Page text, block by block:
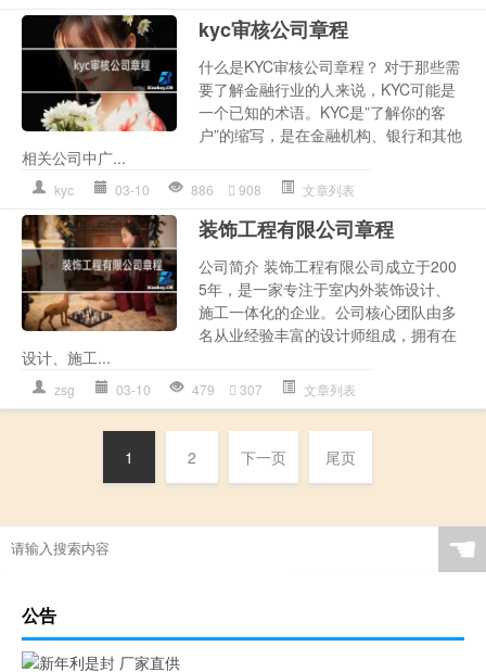
kyc审核公司章程
什么是KYC审核公司章程？ 对于那些需
要了解金融行业的人来说，KYC可能是
一个已知的术语。KYC是”了解你的客
户”的缩写，是在金融机构、银行和其他
相关公司中广...
kyc 03-10 886 908 文章列表
装饰工程有限公司章程
公司简介 装饰工程有限公司成立于200
5年，是一家专注于室内外装饰设计、
施工一体化的企业。公司核心团队由多
名从业经验丰富的设计师组成，拥有在
设计、施工...
zsg 03-10 479 307 文章列表
1 2 下一页 尾页
☚
公告